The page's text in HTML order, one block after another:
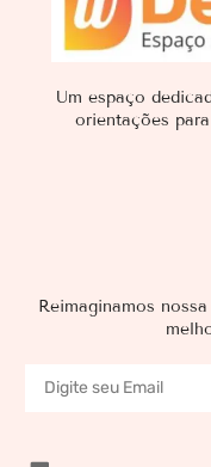
Reimaginamos
Um espaço
orientações